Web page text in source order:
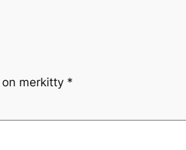
merkitty *